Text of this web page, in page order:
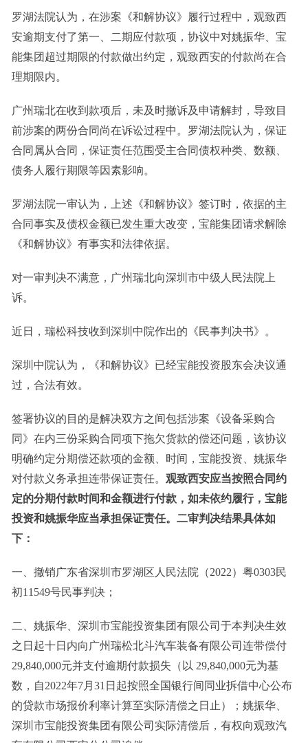
罗湖法院认为，在涉案《和解协议》履行过程中，观致西
安逾期支付了第一、二期应付款项，协议中对姚振华、宝
能集团超过期限的付款做出约定，观致西安的付款尚在合
理期限内。
广州瑞北在收到款项后，未及时撤诉及申请解封，导致目
前涉案的两份合同尚在诉讼过程中。罗湖法院认为，保证
合同属从合同，保证责任范围受主合同债权种类、数额、
债务人履行期限等因素影响。
罗湖法院一审认为，上述《和解协议》签订时，依据的主
合同事实及债权金额已发生重大改变，宝能集团请求解除
《和解协议》有事实和法律依据。
对一审判决不满意，广州瑞北向深圳市中级人民法院上
诉。
近日，瑞松科技收到深圳中院作出的《民事判决书》。
深圳中院认为，《和解协议》已经宝能投资股东会决议通
过，合法有效。
签署协议的目的是解决双方之间包括涉案《设备采购合
同》在内三份采购合同项下拖欠货款的偿还问题，该协议
明确约定分期偿还款项的金额、时间，宝能投资、姚振华
对付款义务承担连带保证责任。 观致西安应当按照合同约
定的分期付款时间和金额进行付款，如未依约履行，宝能
投资和姚振华应当承担保证责任。二审判决结果具体如
下：
一、撤销广东省深圳市罗湖区人民法院（2022）粤0303民
初11549号民事判决；
二、姚振华、深圳市宝能投资集团有限公司于本判决生效
之日起十日内向广州瑞松北斗汽车装备有限公司连带偿付
29,840,000元并支付逾期付款损失（以 29,840,000元为基
数，自2022年7月31日起按照全国银行间同业拆借中心公布
的贷款市场报价利率计算至实际清偿之日止）；姚振华、
深圳市宝能投资集团有限公司实际清偿后，有权向观致汽